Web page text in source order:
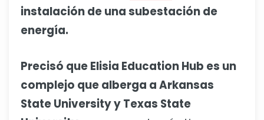
instalación de una subestación de
energía.
Precisó que Elisia Education Hub es un
complejo que alberga a Arkansas
State University y Texas State